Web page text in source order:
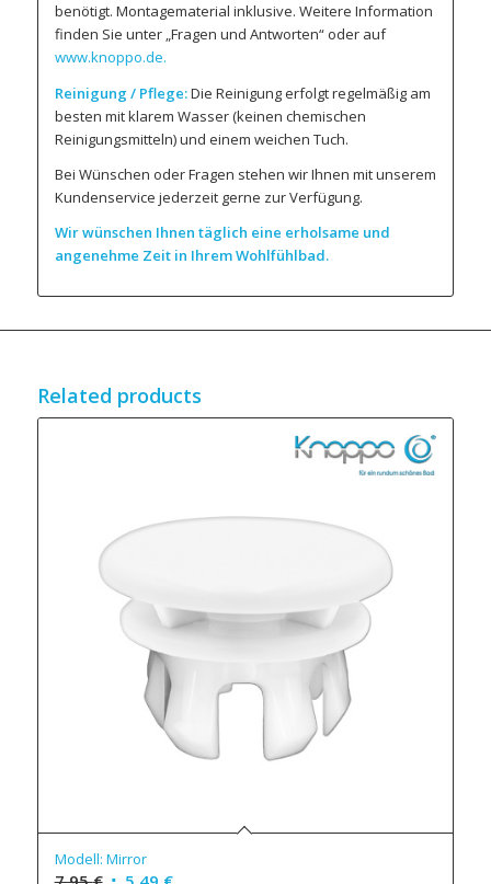
benötigt. Montagematerial inklusive. Weitere Information
finden Sie unter „Fragen und Antworten“ oder auf
www.knoppo.de.
Reinigung / Pflege:Die Reinigung erfolgt regelmäßig am
besten mit klarem Wasser (keinen chemischen
Reinigungsmitteln) und einem weichen Tuch.
Bei Wünschen oder Fragen stehen wir Ihnen mit unserem
Kundenservice jederzeit gerne zur Verfügung.
Wir wünschen Ihnen täglich eine erholsame und
angenehme Zeit in Ihrem Wohlfühlbad.
Related products
Modell: Mirror